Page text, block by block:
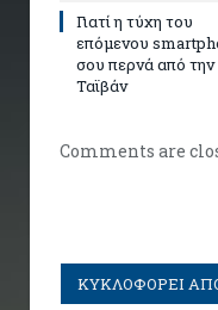
Γιατί η τύχη του
επόμενου
σου περνά από την
Ταϊβάν
Comments are
ΚΥΚΛΟΦΟΡΕΙ